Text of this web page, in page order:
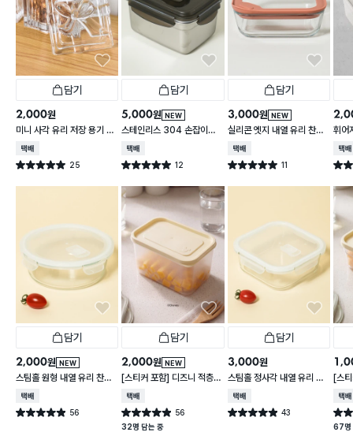
담기
2,000원
미니 사각 유리 저장 용기 13
0 ml
택배배송
별점 5.0점 25
건 작성
담기
NEW
5,000원
스테인리스 304 손잡이형
대용량 찬통 2.2 L
택배배송
별점 5.0점 12
건 작성
담기
NEW
3,000원
실리콘 엣지 내열 유리 찬통
550 ml
택배배송
별점 5.0점 11
건 작성
휘어
2 L
택배
별점
담기
NEW
2,000원
스팀홀 원형 내열 유리 찬통
1 L
택배배송
별점 4.9점 56
건 작성
담기
NEW
2,000원
[스티커 포함] 디즈니 적층
가능한 말랑핏 2.7 L 아이보
택배배송
별점 4.9점 56
건 작성
32명 담는 중
담기
3,000원
스팀홀 정사각 내열 유리 찬
통 1.2 L
택배배송
별점 4.9점 43
건 작성
[스
가
이보
택배
별점
67명